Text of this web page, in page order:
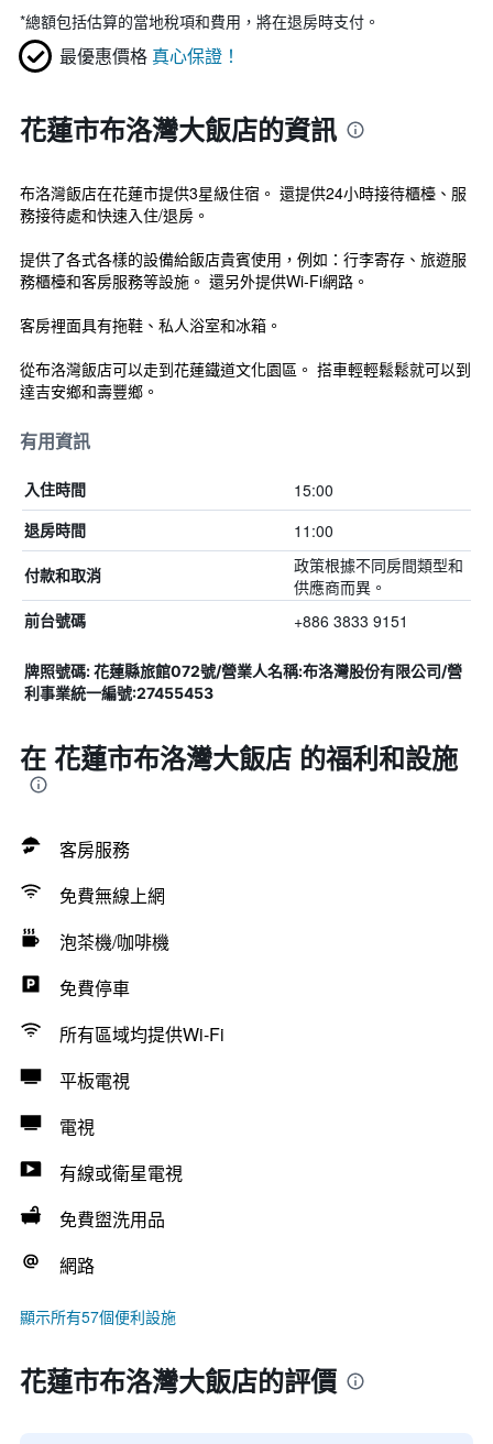
*總額包括估算的當地稅項和費用，將在退房時支付。
最優惠價格 真心保證！
花蓮市布洛灣大飯店的資訊
布洛灣飯店在花蓮市提供3星級住宿。 還提供24小時接待櫃檯、服
務接待處和快速入住/退房。
提供了各式各樣的設備給飯店貴賓使用，例如：行李寄存、旅遊服
務櫃檯和客房服務等設施。 還另外提供Wi-Fi網路。
客房裡面具有拖鞋、私人浴室和冰箱。
從布洛灣飯店可以走到花蓮鐵道文化園區。 搭車輕輕鬆鬆就可以到
達吉安鄉和壽豐鄉。
有用資訊
入住時間 15:00
退房時間 11:00
付款和取消
政策根據不同房間類型和
供應商而異。
前台號碼 +886 3833 9151
牌照號碼: 花蓮縣旅館072號/營業人名稱:布洛灣股份有限公司/營
利事業統一編號:27455453
在 花蓮市布洛灣大飯店 的福利和設施
客房服務
免費無線上網
泡茶機/咖啡機
免費停車
所有區域均提供Wi-Fi
平板電視
電視
有線或衛星電視
免費盥洗用品
網路
顯示所有57個便利設施
花蓮市布洛灣大飯店的評價